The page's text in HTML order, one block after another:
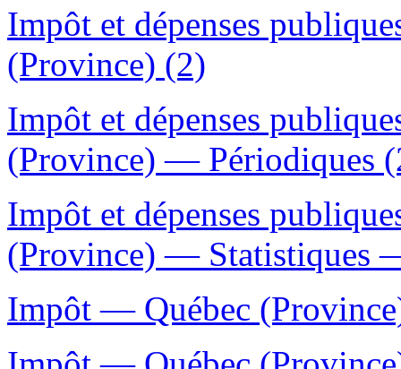
Impôt et dépenses
(Province) (2)
Impôt et dépenses
(Province) — Périodiques
Impôt et dépenses
(Province) — Statistiques
Impôt — Québec